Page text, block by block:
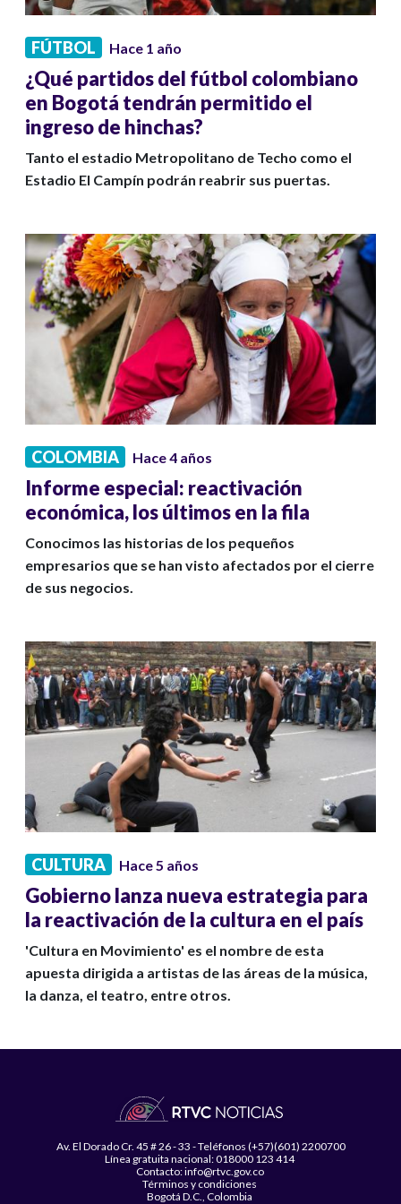
FÚTBOL Hace 1 año
¿Qué partidos del fútbol colombiano
en Bogotá tendrán permitido el
ingreso de hinchas?
Tanto el estadio Metropolitano de Techo como el
Estadio El Campín podrán reabrir sus puertas.
COLOMBIA Hace 4 años
Informe especial: reactivación
económica, los últimos en la fila
Conocimos las historias de los pequeños
empresarios que se han visto afectados por el cierre
de sus negocios.
CULTURA Hace 5 años
Gobierno lanza nueva estrategia para
la reactivación de la cultura en el país
'Cultura en Movimiento' es el nombre de esta
apuesta dirigida a artistas de las áreas de la música,
la danza, el teatro, entre otros.
Av. El Dorado Cr. 45 # 26 - 33 - Teléfonos (+57)(601) 2200700
Línea gratuita nacional: 018000 123 414
Contacto: info@rtvc.gov.co
Términos y condiciones
Bogotá D.C., Colombia